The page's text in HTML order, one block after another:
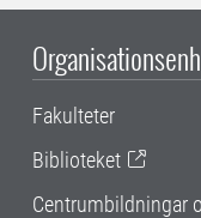
Fakulteter
Biblioteket
Centrumbildningar